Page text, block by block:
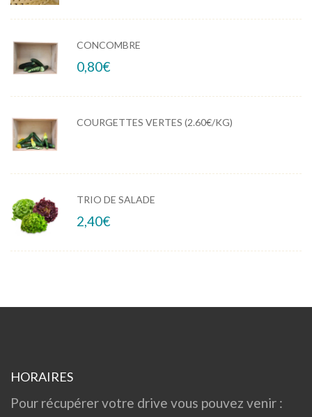
CONCOMBRE
0,80€
COURGETTES VERTES (2.60€/KG)
TRIO DE SALADE
2,40€
HORAIRES
Pour récupérer votre drive vous pouvez venir :